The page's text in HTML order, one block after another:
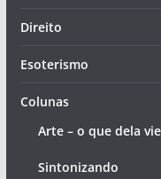
Direito
Esoterismo
Colunas
Arte – o que dela
Sintonizando